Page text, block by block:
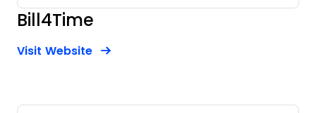
Bill4Time
Visit WebsiteOpens New Window